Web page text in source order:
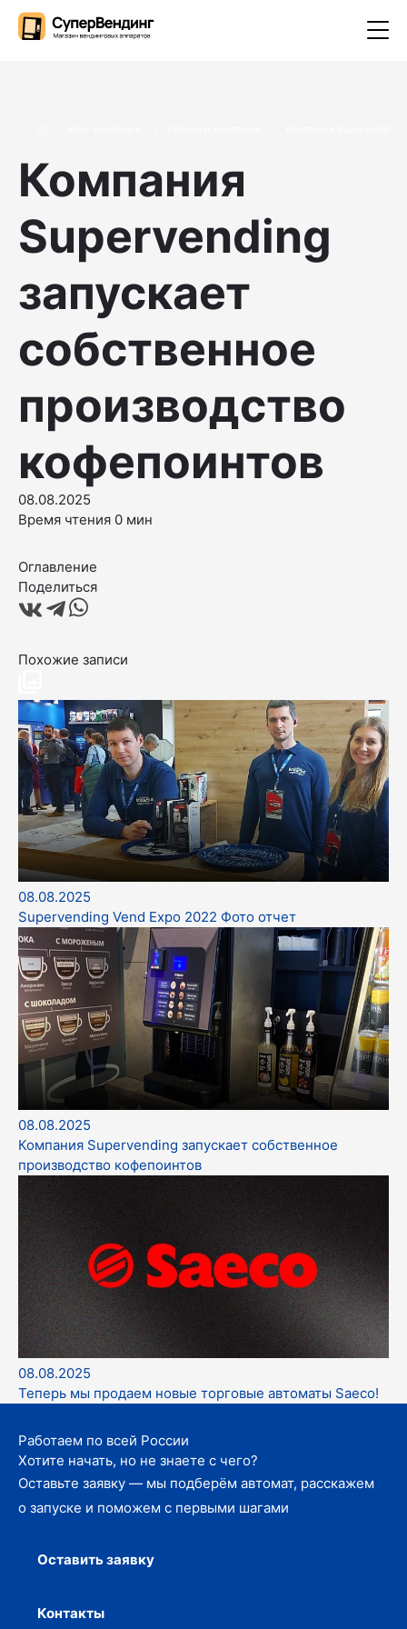
Компания
Supervending
запускает
собственное
производство
кофепоинтов
08.08.2025
Время чтения 0 мин
Оглавление
Поделиться
Похожие записи
08.08.2025
Supervending Vend Expo 2022 Фото отчет
08.08.2025
Компания Supervending запускает собственное
производство кофепоинтов
08.08.2025
Теперь мы продаем новые торговые автоматы Saeco!
Работаем по всей России
Хотите начать, но не знаете с чего?
Оставьте заявку — мы подберём автомат, расскажем
о запуске и поможем с первыми шагами
Оставить заявку
Контакты